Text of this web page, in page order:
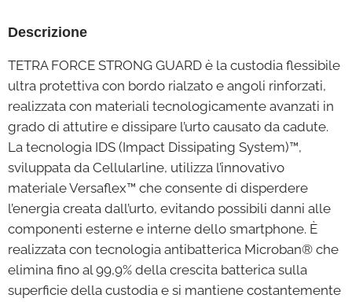
Descrizione
TETRA FORCE STRONG GUARD è la custodia flessibile
ultra protettiva con bordo rialzato e angoli rinforzati,
realizzata con materiali tecnologicamente avanzati in
grado di attutire e dissipare l’urto causato da cadute.
La tecnologia IDS (Impact Dissipating System)™,
sviluppata da Cellularline, utilizza l’innovativo
materiale Versaflex™ che consente di disperdere
l’energia creata dall’urto, evitando possibili danni alle
componenti esterne e interne dello smartphone. È
realizzata con tecnologia antibatterica Microban® che
elimina fino al 99,9% della crescita batterica sulla
superficie della custodia e si mantiene costantemente